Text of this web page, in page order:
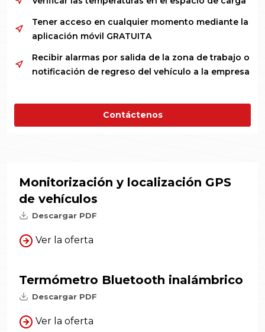
Tener acceso en cualquier momento mediante la
aplicación móvil GRATUITA
Recibir alarmas por salida de la zona de trabajo o
notificación de regreso del vehículo a la empresa
Contáctenos
Monitorización y localización GPS
de vehículos
Descargar PDF
Ver la oferta
Termómetro Bluetooth inalámbrico
Descargar PDF
Ver la oferta